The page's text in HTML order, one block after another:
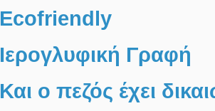
Ecofriendly
Ιερογλυφική Γραφή
Και ο πεζός έχει